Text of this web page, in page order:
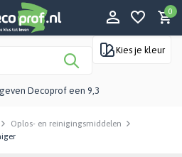
0
Kies je kleur
Decoprof een 9,3
Oplos- en reinigingsmiddelen